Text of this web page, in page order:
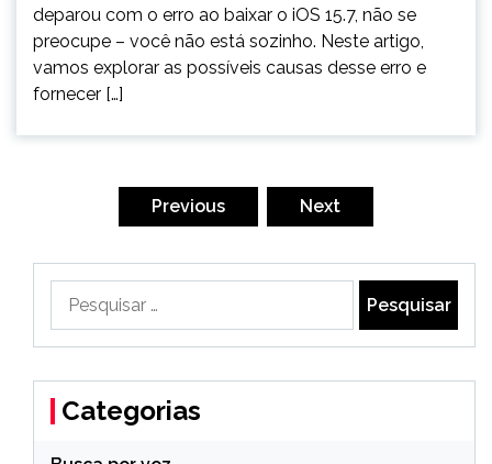
deparou com o erro ao baixar o iOS 15.7, não se
preocupe – você não está sozinho. Neste artigo,
vamos explorar as possíveis causas desse erro e
fornecer […]
Previous Next
por:
Categorias